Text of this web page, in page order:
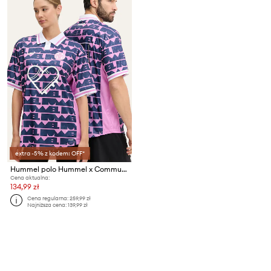
extra -5% z kodem: OFF*
Hummel polo Hummel x Community Love
Cena aktualna:
134,99 zł
Cena regularna:259,99 zł
Najniższa cena:139,99 zł